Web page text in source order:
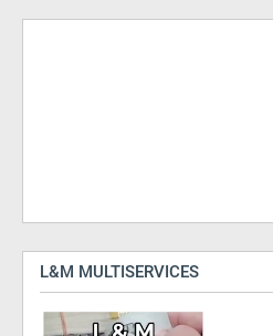
L&M MULTISERVICES